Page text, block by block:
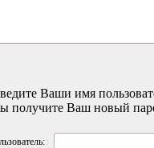
Ваши имя
получите Ваш новый